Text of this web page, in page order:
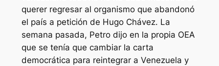
querer regresar al organismo que abandonó
el país a petición de Hugo Chávez. La
semana pasada, Petro dijo en la propia OEA
que se tenía que cambiar la carta
democrática para reintegrar a Venezuela y